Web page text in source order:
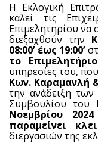
Η Εκλογική
καλεί τις
Επιμελητηρίου να
διεξαχθούν την
08:00’ έως 19:00’
το Επιμελητήριο
υπηρεσίες του,
Κων. Καραμανλή
την ανάδειξη των
Συμβουλίου του
Νοεμβρίου 2024
παραμείνει
διεργασιών της